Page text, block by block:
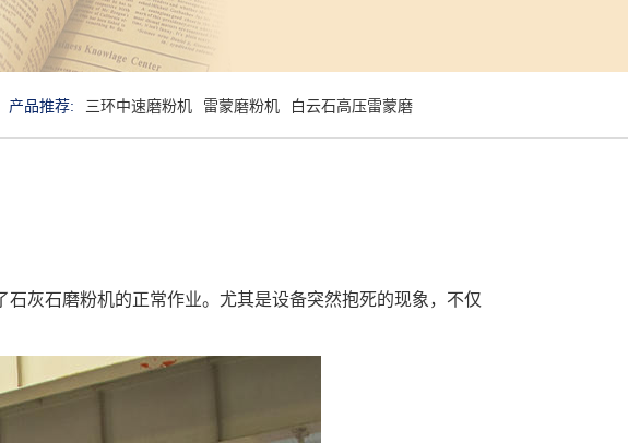
产品推荐: 三环中速磨粉机 雷蒙磨粉机 白云石高压雷蒙磨
灰石磨粉机的正常作业。尤其是设备突然抱死的现象，不仅